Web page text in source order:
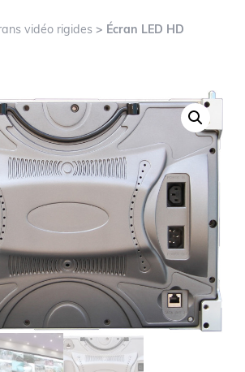
vidéo rigides> Écran LED HD